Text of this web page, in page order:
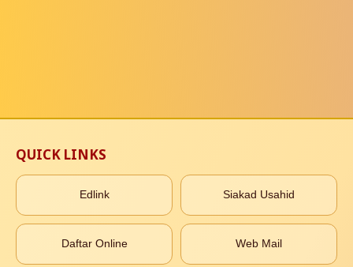
QUICK LINKS
Edlink Siakad Usahid
Daftar Online Web Mail